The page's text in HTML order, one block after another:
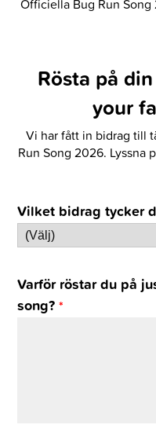
Officiella Bug Run
Rösta på
your
Vi har fått in bidrag till
Run Song 2026. Lyssna
Vilket bidrag tycker
Varför röstar du på
song?*